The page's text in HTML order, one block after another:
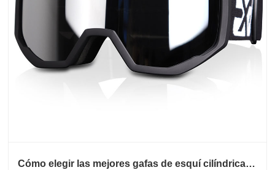
Cómo elegir las mejores gafas de esquí cilíndricas